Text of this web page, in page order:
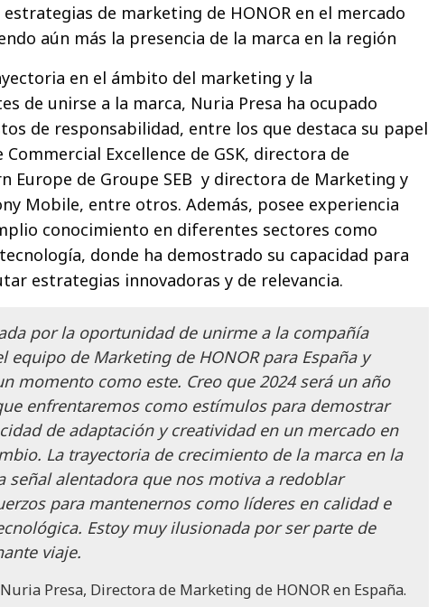
de marketing de HONOR en el mercado
aún más la presencia de la marca en la región
en el ámbito del marketing y la
de unirse a la marca, Nuria Presa ha ocupado
de responsabilidad, entre los que destaca su papel
Excellence de GSK, directora de
Europe de Groupe SEB y directora de Marketing y
Mobile, entre otros. Además, posee experiencia
conocimiento en diferentes sectores como
donde ha demostrado su capacidad para
estrategias innovadoras y de relevancia.
por la oportunidad de unirme a la compañía
equipo de Marketing de HONOR para España y
momento como este. Creo que 2024 será un año
enfrentaremos como estímulos para demostrar
de adaptación y creatividad en un mercado en
La trayectoria de crecimiento de la marca en la
señal alentadora que nos motiva a redoblar
para mantenernos como líderes en calidad e
Estoy muy ilusionada por ser parte de
viaje.
Nuria Presa, Directora de Marketing de HONOR en España.